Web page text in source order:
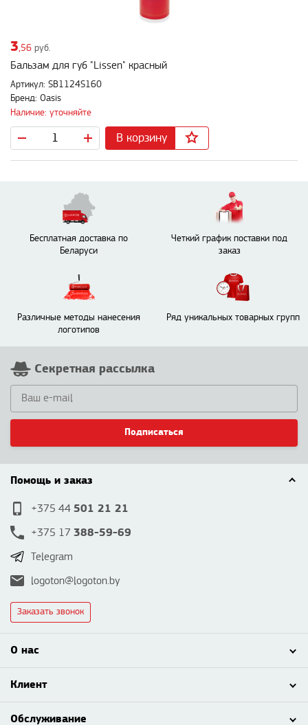
3,56 руб.
Бальзам для губ "Lissen" красный
Артикул: SB1124S160
Бренд: Oasis
Наличие: уточняйте
В корзину
Бесплатная доставка по
Беларуси
Четкий график поставки под
заказ
Различные методы нанесения
логотипов
Ряд уникальных товарных групп
Секретная рассылка
Подписаться
Помощь и заказ
+375 44 501 21 21
+375 17 388-59-69
Telegram
logoton@logoton.by
Заказать звонок
О нас
Клиент
Обслуживание